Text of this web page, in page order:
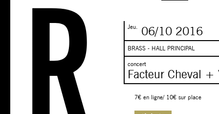
Jeu. 06/10 2016
BRASS - HALL PRINCIPAL
concert
Facteur Cheval +
7€ en ligne/ 10€ sur place